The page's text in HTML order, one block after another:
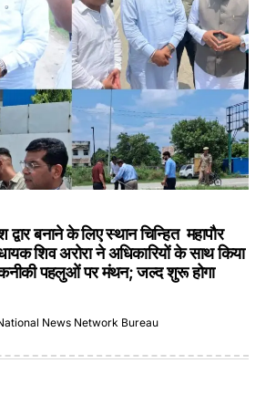
बनाने के लिए स्थान चिन्हित महापौर
शिव अरोरा ने अधिकारियों के साथ किया
पहलुओं पर मंथन; जल्द शुरू होगा
News Network Bureau